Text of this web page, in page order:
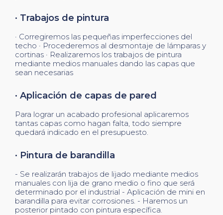
· Trabajos de pintura
· Corregiremos las pequeñas imperfecciones del
techo · Procederemos al desmontaje de lámparas y
cortinas · Realizaremos los trabajos de pintura
mediante medios manuales dando las capas que
sean necesarias
· Aplicación de capas de pared
Para lograr un acabado profesional aplicaremos
tantas capas como hagan falta, todo siempre
quedará indicado en el presupuesto.
· Pintura de barandilla
- Se realizarán trabajos de lijado mediante medios
manuales con lija de grano medio o fino que será
determinado por el industrial - Aplicación de mini en
barandilla para evitar corrosiones. - Haremos un
posterior pintado con pintura específica.